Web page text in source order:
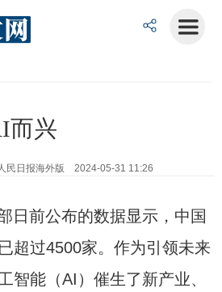
而兴
民日报海外版 2024-05-31 11:26
日前公布的数据显示，中国
超过4500家。作为引领未来
智能（AI）催生了新产业、